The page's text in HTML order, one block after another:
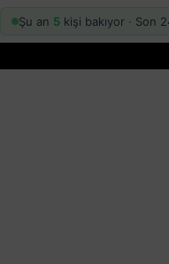
Şu an 5 kişi bakıyor · Son